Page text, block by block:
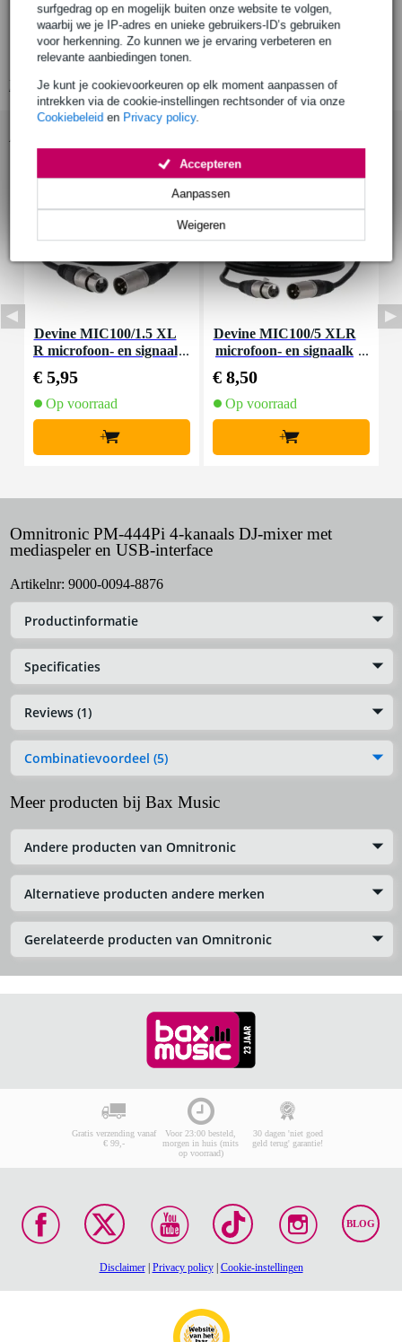
surfgedrag op en mogelijk buiten onze website te volgen,
waarbij we je IP-adres en unieke gebruikers-ID’s gebruiken
voor herkenning. Zo kunnen we je ervaring verbeteren en
relevante aanbiedingen tonen.
Je kunt je cookievoorkeuren op elk moment aanpassen of
intrekken via de cookie-instellingen rechtsonder of via onze
Cookiebeleid en Privacy policy.
Weigeren
Aanpassen
Accepteren
voeding: 100-240 V AC, 50/60 Hz
stroomverbruik: 35 W
frequentiebereik: 20 Hz - 20 kHz
Bekijk alle productspecificaties
Devine MIC100/1.5 XL
R microfoon- en signaal
€ 5,95
Op voorraad
+
Devine MIC100/5 XLR
microfoon- en signaalk
€ 8,50
Op voorraad
+
Omnitronic PM-444Pi 4-kanaals DJ-mixer met
mediaspeler en USB-interface
Artikelnr: 9000-0094-8876
Productinformatie
Specificaties
Reviews (1)
Combinatievoordeel (5)
Meer producten bij Bax Music
Andere producten van Omnitronic
Alternatieve producten andere merken
Gerelateerde producten van Omnitronic
Gratis verzending vanaf
€ 99,-
Voor 23:00 besteld,
morgen in huis (mits
op voorraad)
30 dagen 'niet goed
geld terug' garantie!
BLOG
Disclaimer| Privacy policy| Cookie-instellingen